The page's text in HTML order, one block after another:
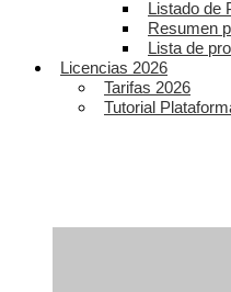
Listado de
Resumen
Lista de
Licencias 2026
Tarifas 2026
Tutorial